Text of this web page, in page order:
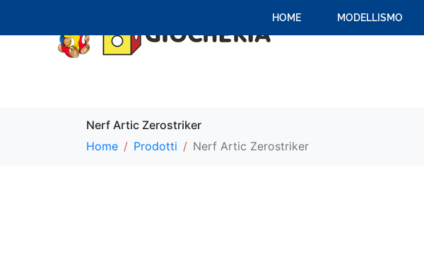
HOME MODELLISMO
Nerf Artic Zerostriker
Home
Prodotti Nerf Artic Zerostriker